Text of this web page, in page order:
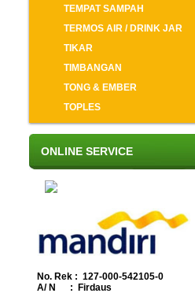
TEMPAT SAMPAH
TERMOS AIR / DRINK JAR
TIKAR
TIMBANGAN
TONG & EMBER
TOPLES
ONLINE SERVICE
No. Rek : 127-000-542105-0
A/ N : Firdaus